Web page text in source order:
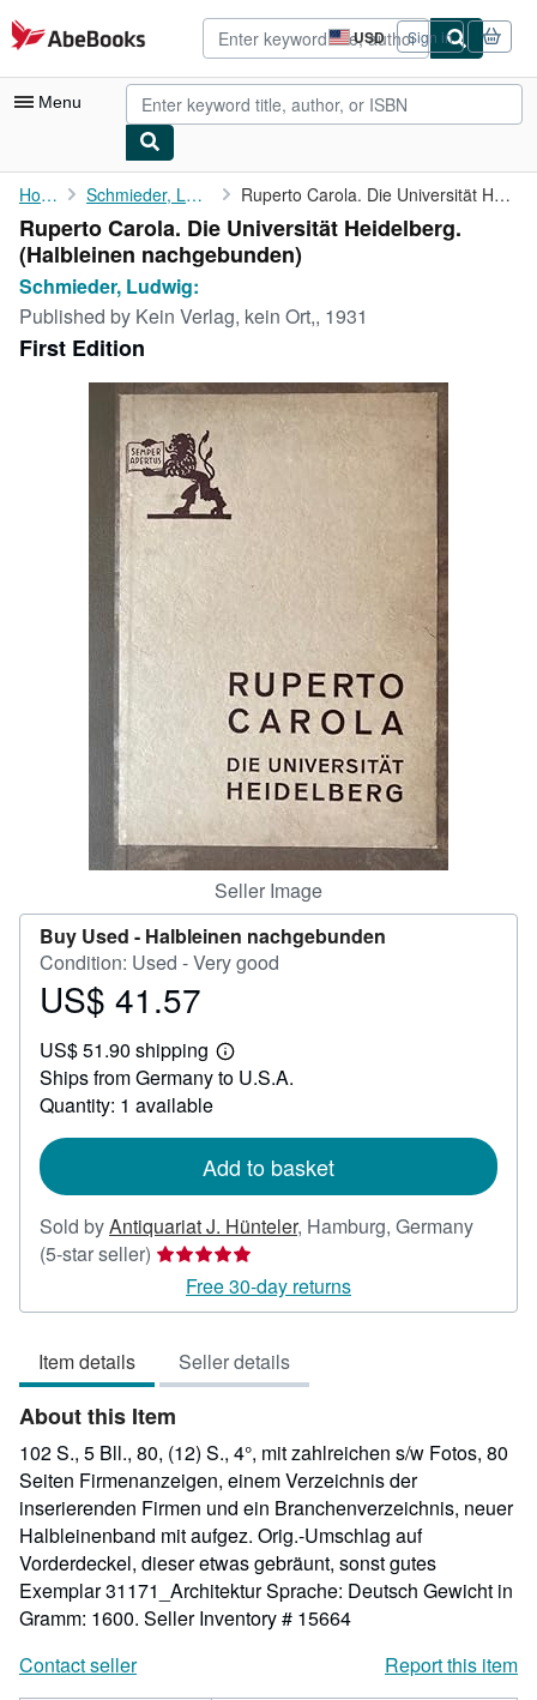
Skip to main content
AbeBooks.com USD
Site
shopping
preferences
Sign in
Menu
My Account
My Purchases
Advanced Search
Browse Collections
Rare Books
Art & Collectibles
CLOSE
Home Schmieder, Ludwig: Ruperto Carola. Die Universität Heidelberg.
Ruperto Carola. Die Universität Heidelberg.
(Halbleinen nachgebunden)
Schmieder, Ludwig:
Published by Kein Verlag, kein Ort,, 1931
First Edition
Seller Image
Buy Used - Halbleinen nachgebunden
Condition: Used - Very good
Price
41.57
US$ 41.57
US$ 51.90 shipping
Learn
more
Ships from Germany to U.S.A.
Quantity: 1 available
Add to basket
Sold byAntiquariat J. Hünteler, Hamburg, Germany
(5-star seller) Seller
rating
5
5
stars
Free 30-day returns
Item details Seller details
About this Item
102 S., 5 Bll., 80, (12) S., 4°, mit zahlreichen s/w Fotos, 80
Seiten Firmenanzeigen, einem Verzeichnis der
inserierenden Firmen und ein Branchenverzeichnis, neuer
Halbleinenband mit aufgez. Orig.-Umschlag auf
Vorderdeckel, dieser etwas gebräunt, sonst gutes
Exemplar 31171_Architektur Sprache: Deutsch Gewicht in
Gramm: 1600. Seller Inventory # 15664
Contact seller
Report this item